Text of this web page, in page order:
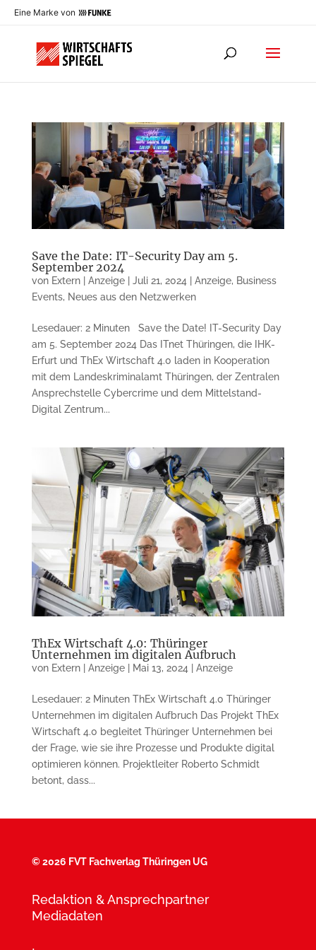
Eine Marke von
Save the Date: IT-Security Day am 5.
September 2024
von Extern | Anzeige| Juli 21, 2024 Anzeige, Business
Events, Neues aus den Netzwerken
Lesedauer: 2 Minuten Save the Date! IT-Security Day
am 5. September 2024 Das ITnet Thüringen, die IHK-
Erfurt und ThEx Wirtschaft 4.0 laden in Kooperation
mit dem Landeskriminalamt Thüringen, der Zentralen
Ansprechstelle Cybercrime und dem Mittelstand-
Digital Zentrum...
ThEx Wirtschaft 4.0: Thüringer
Unternehmen im digitalen Aufbruch
von Extern | Anzeige| Mai 13, 2024 Anzeige
Lesedauer: 2 Minuten ThEx Wirtschaft 4.0 Thüringer
Unternehmen im digitalen Aufbruch Das Projekt ThEx
Wirtschaft 4.0 begleitet Thüringer Unternehmen bei
der Frage, wie sie ihre Prozesse und Produkte digital
optimieren können. Projektleiter Roberto Schmidt
betont, dass...
©2026 FVT Fachverlag Thüringen UG
Redaktion & Ansprechpartner
Mediadaten